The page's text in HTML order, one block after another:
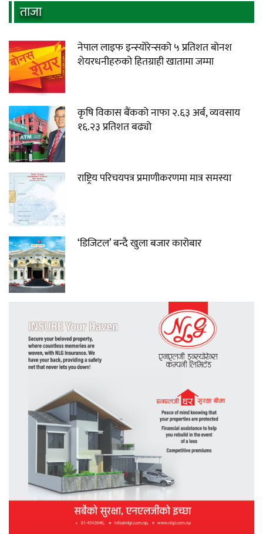
ताजा
नेपाल लाइफ इन्स्योरेन्सको ५ प्रतिशत बोनश
शेयरधनीहरुको हितग्राही खातामा जम्मा
कृषि विकास बैंकको नाफा २.६३ अर्ब, व्यवसाय
१६.२३ प्रतिशत बढ्यो
राष्ट्रिय परिचयपत्र प्रमाणीकरणमा मात्र समस्या
‘डिजिटल’ बन्दै खुला बजार कारोबार